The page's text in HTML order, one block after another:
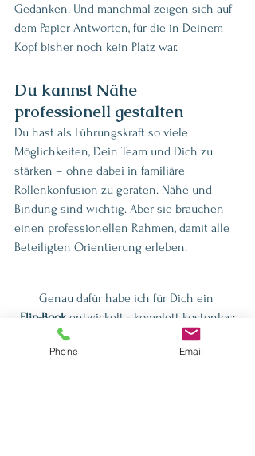
Gedanken. Und manchmal zeigen sich auf
dem Papier Antworten, für die in Deinem
Kopf bisher noch kein Platz war.
Du kannst Nähe
professionell gestalten
Du hast als Führungskraft so viele
Möglichkeiten, Dein Team und Dich zu
stärken – ohne dabei in familiäre
Rollenkonfusion zu geraten. Nähe und
Bindung sind wichtig. Aber sie brauchen
einen professionellen Rahmen, damit alle
Beteiligten Orientierung erleben.
Genau dafür habe ich für Dich ein
Flip-Book entwickelt - komplett kostenlos:
Die 6x6 Gratis-Power für Dein Team.
Phone Email